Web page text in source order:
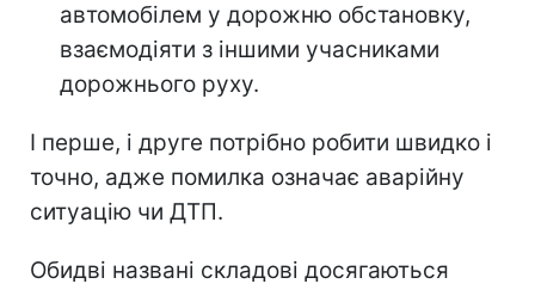
автомобілем у дорожню обстановку,
взаємодіяти з іншими учасниками
дорожнього руху.
І перше, і друге потрібно робити швидко і
точно, адже помилка означає аварійну
ситуацію чи ДТП.
Обидві названі складові досягаються